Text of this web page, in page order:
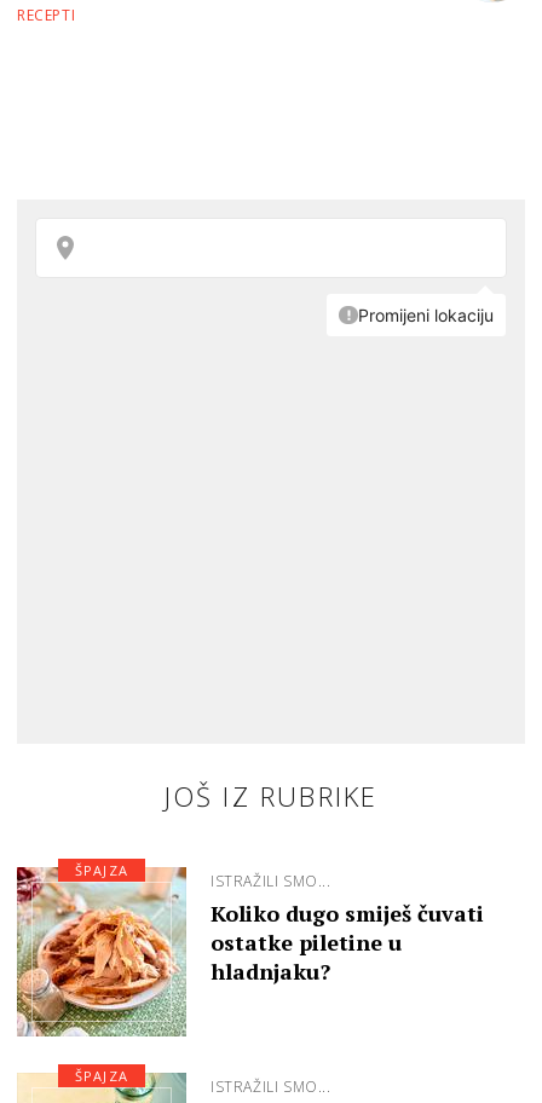
RECEPTI
JOŠ IZ RUBRIKE
ISTRAŽILI SMO...
Koliko dugo smiješ čuvati
ostatke piletine u
hladnjaku?
ŠPAJZA
ISTRAŽILI SMO...
ŠPAJZA